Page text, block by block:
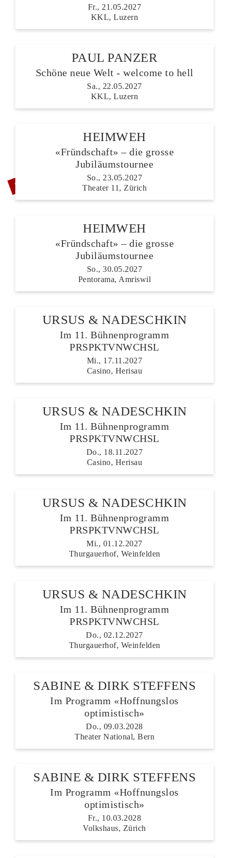
Fr., 21.05.2027
KKL, Luzern
PAUL PANZER
Schöne neue Welt - welcome to hell
Sa., 22.05.2027
KKL, Luzern
ZUSATZSHOW
HEIMWEH
«Fründschaft» – die grosse
Jubiläumstournee
So., 23.05.2027
Theater 11, Zürich
HEIMWEH
«Fründschaft» – die grosse
Jubiläumstournee
So., 30.05.2027
Pentorama, Amriswil
URSUS & NADESCHKIN
Im 11. Bühnenprogramm
PRSPKTVNWCHSL
Mi., 17.11.2027
Casino, Herisau
URSUS & NADESCHKIN
Im 11. Bühnenprogramm
PRSPKTVNWCHSL
Do., 18.11.2027
Casino, Herisau
URSUS & NADESCHKIN
Im 11. Bühnenprogramm
PRSPKTVNWCHSL
Mi., 01.12.2027
Thurgauerhof, Weinfelden
URSUS & NADESCHKIN
Im 11. Bühnenprogramm
PRSPKTVNWCHSL
Do., 02.12.2027
Thurgauerhof, Weinfelden
SABINE & DIRK STEFFENS
Im Programm «Hoffnungslos
optimistisch»
Do., 09.03.2028
Theater National, Bern
SABINE & DIRK STEFFENS
Im Programm «Hoffnungslos
optimistisch»
Fr., 10.03.2028
Volkshaus, Zürich